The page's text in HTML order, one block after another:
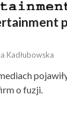
Kadłubowska
o fuzji.